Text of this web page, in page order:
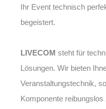
Ihr Event technisch
begeistert.
LIVECOM steht für
Lösungen. Wir bieten
Veranstaltungstechnik,
Komponente